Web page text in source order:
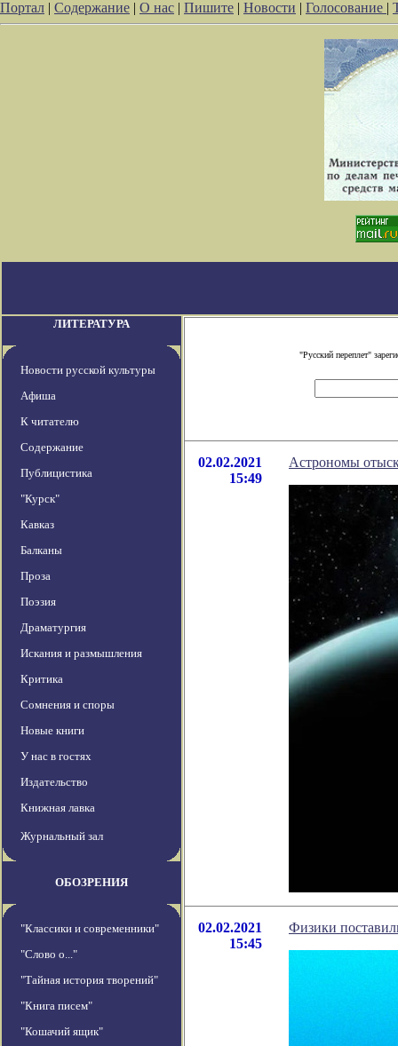
Портал | Содержание | О нас | Пишите | Новости | Голосование |
ЛИТЕРАТУРА
Новости русской культуры
Афиша
К читателю
Содержание
Публицистика
"Курск"
Кавказ
Балканы
Проза
Поэзия
Драматургия
Искания и размышления
Критика
Сомнения и споры
Новые книги
У нас в гостях
Издательство
Книжная лавка
Журнальный зал
ОБОЗРЕНИЯ
"Классики и современники"
"Слово о..."
"Тайная история творений"
"Книга писем"
"Кошачий ящик"
"Русский переплет"
02.02.2021
15:49
Астрономы
02.02.2021
15:45
Физики